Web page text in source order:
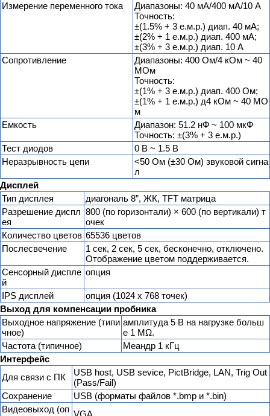
Измерение переменного тока
Диапазоны: 40 мА/400 мА/10 А
Точность:
±(1.5% + 3 е.м.р.) диап. 40 мА;
±(2% + 1 е.м.р.) диап. 400 мА;
±(3% + 3 е.м.р.) диап. 10 А
Сопротивление
Диапазоны: 400 Ом/4 кОм ~ 40
МОм
Точность:
±(1% + 3 е.м.р.) диап. 400 Ом;
±(1% + 1 е.м.р.) д4 кОм ~ 40 МО
м
Емкость
Диапазон: 51.2 нФ ~ 100 мкФ
Точность: ±(3% + 3 е.м.р.)
Тест диодов
0 В ~ 1.5 В
Неразрывность цепи
<50 Ом (±30 Ом) звуковой сигна
л
Дисплей
Тип дисплея
диагональ 8”, ЖК, TFT матрица
Разрешение диспл
ея
800 (по горизонтали) × 600 (по вертикали) т
очек
Количество цветов 65536 цветов
Послесвечение
1 сек, 2 сек, 5 сек, бесконечно, отключено.
Отображение цветом поддерживается.
Сенсорный диспле
й
опция
IPS дисплей
опция (1024 х 768 точек)
Выход для компенсации пробника
Выходное напряжение (типи
чное)
амплитуда 5 В на нагрузке больш
е 1 MΩ.
Частота (типичное)
Меандр 1 кГц
Интерфейс
Для связи с ПК
USB host, USB sevice, PictBridge, LAN, Trig Out
(Pass/Fail)
Сохранение
USB (форматы файлов *.bmp и *.bin)
Видеовыход (оп